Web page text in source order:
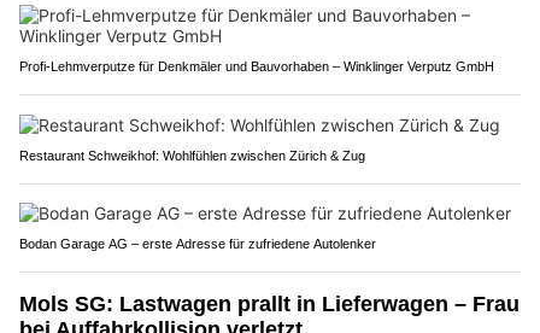
Profi-Lehmverputze für Denkmäler und Bauvorhaben – Winklinger Verputz GmbH
Restaurant Schweikhof: Wohlfühlen zwischen Zürich & Zug
Bodan Garage AG – erste Adresse für zufriedene Autolenker
Mols SG: Lastwagen prallt in Lieferwagen – Frau